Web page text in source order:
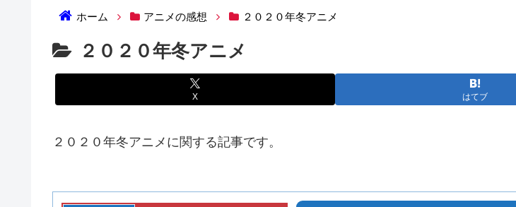
ホーム アニメの感想 ２０２０年冬アニメ
２０２０年冬アニメ
X はてブ
２０２０年冬アニメに関する記事です。